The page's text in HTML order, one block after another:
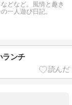
どなど。風情と趣き
一人遊び日記。
ランチ